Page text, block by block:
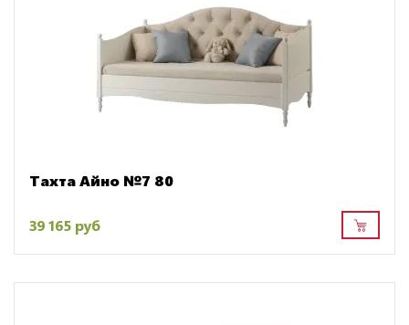
Тахта Айно №7 80
39 165 руб